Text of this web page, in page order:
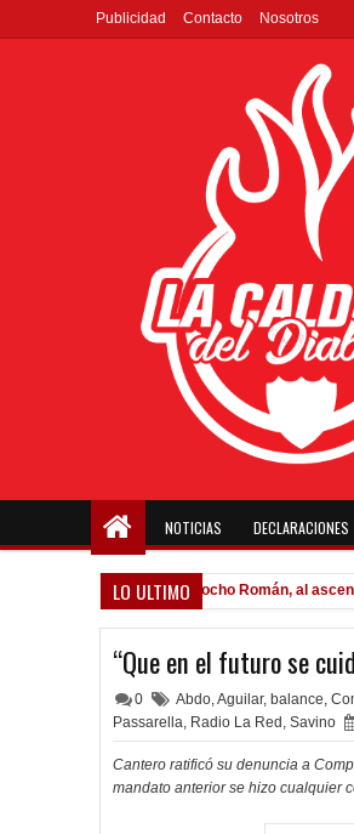
Publicidad Contacto Nosotros
NOTICIAS DECLARACIONES
LO ULTIMO
1:14 PM Pocho Román, al ascenso
“Que en el futuro se
0 Abdo,Aguilar, balance,
Passarella, Radio La Red , Savino
Cantero ratificó su denuncia a
mandato anterior se hizo cualquier